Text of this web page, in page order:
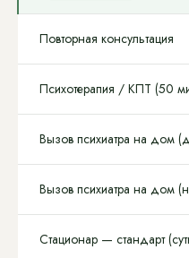
Повторная консультация
Психотерапия / КПТ (50
Вызов психиатра на дом
Вызов психиатра на дом
Стационар — стандарт